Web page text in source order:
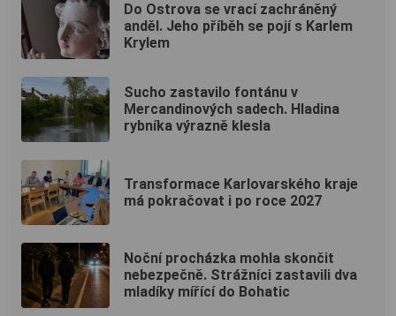
Do Ostrova se vrací zachráněný
anděl. Jeho příběh se pojí s Karlem
Krylem
Sucho zastavilo fontánu v
Mercandinových sadech. Hladina
rybníka výrazně klesla
Transformace Karlovarského kraje
má pokračovat i po roce 2027
Noční procházka mohla skončit
nebezpečně. Strážníci zastavili dva
mladíky mířící do Bohatic